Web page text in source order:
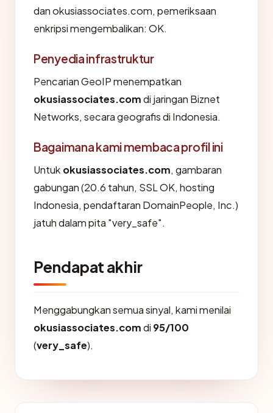
dan okusiassociates.com, pemeriksaan
enkripsi mengembalikan: OK.
Penyedia infrastruktur
Pencarian GeoIP menempatkan
okusiassociates.comdi jaringan Biznet
Networks, secara geografis di Indonesia.
Bagaimana kami membaca profil ini
Untuk okusiassociates.com, gambaran
gabungan (20.6 tahun, SSL OK, hosting
Indonesia, pendaftaran DomainPeople, Inc.)
jatuh dalam pita "very_safe".
Pendapat akhir
Menggabungkan semua sinyal, kami menilai
okusiassociates.comdi 95/100
(very_safe).